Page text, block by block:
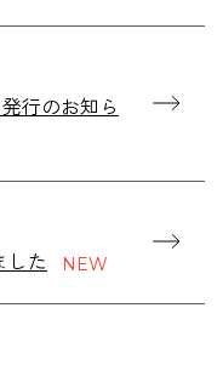
行のお知ら
した